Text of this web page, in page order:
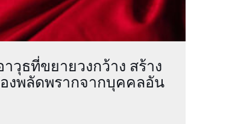
วุธที่ขยายวงกว้าง สร้าง
งพลัดพรากจากบุคคลอัน